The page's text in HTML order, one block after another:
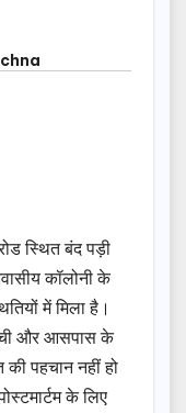
स्थित बंद पड़ी
कॉलोनी के
में मिला है।
और आसपास के
पहचान नहीं हो
के लिए